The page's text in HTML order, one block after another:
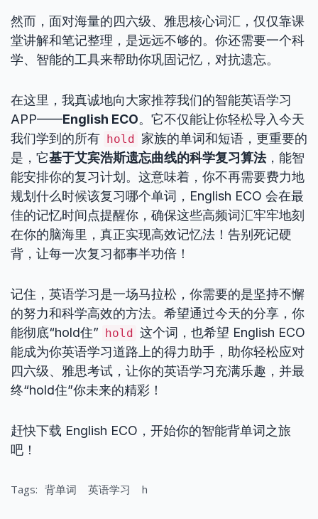
然而，面对海量的四六级、雅思核心词汇，仅仅靠课
堂讲解和笔记整理，是远远不够的。你还需要一个科
学、智能的工具来帮助你巩固记忆，对抗遗忘。
在这里，我真诚地向大家推荐我们的智能英语学习
APP——English ECO。它不仅能让你轻松导入今天
我们学到的所有 hold 家族的单词和短语，更重要的
是，它基于艾宾浩斯遗忘曲线的科学复习算法，能智
能安排你的复习计划。这意味着，你不再需要费力地
规划什么时候该复习哪个单词，English ECO 会在最
佳的记忆时间点提醒你，确保这些高频词汇牢牢地刻
在你的脑海里，真正实现高效记忆法！告别死记硬
背，让每一次复习都事半功倍！
记住，英语学习是一场马拉松，你需要的是坚持不懈
的努力和科学高效的方法。希望通过今天的分享，你
能彻底“hold住” hold 这个词，也希望 English ECO
能成为你英语学习道路上的得力助手，助你轻松应对
四六级、雅思考试，让你的英语学习充满乐趣，并最
终“hold住”你未来的精彩！
赶快下载 English ECO，开始你的智能背单词之旅
吧！
Tags: 背单词 英语学习 h